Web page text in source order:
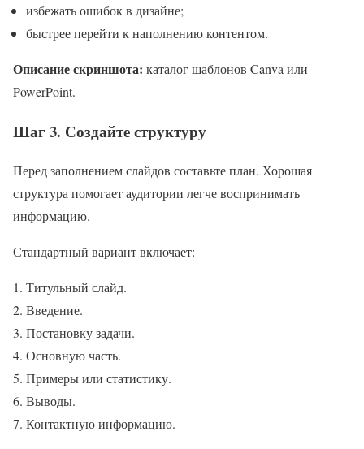
избежать ошибок в дизайне;
быстрее перейти к наполнению контентом.
Описание скриншота: каталог шаблонов Canva или
PowerPoint.
Шаг 3. Создайте структуру
Перед заполнением слайдов составьте план. Хорошая
структура помогает аудитории легче воспринимать
информацию.
Стандартный вариант включает:
Титульный слайд.
Введение.
Постановку задачи.
Основную часть.
Примеры или статистику.
Выводы.
Контактную информацию.